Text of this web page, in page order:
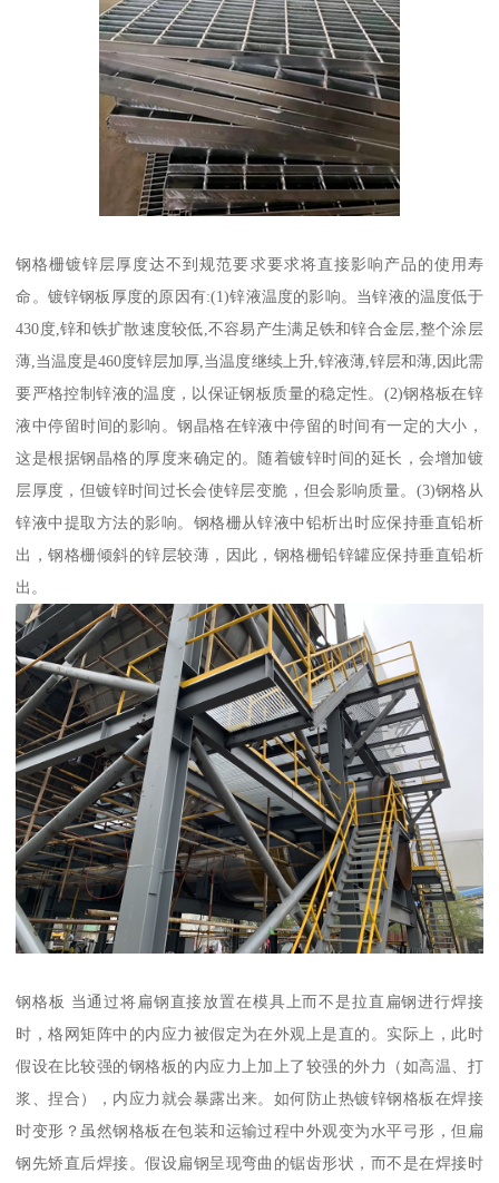
钢格栅镀锌层厚度达不到规范要求要求将直接影响产品的使用寿
命。镀锌钢板厚度的原因有:(1)锌液温度的影响。当锌液的温度低于
430度,锌和铁扩散速度较低,不容易产生满足铁和锌合金层,整个涂层
薄,当温度是460度锌层加厚,当温度继续上升,锌液薄,锌层和薄,因此需
要严格控制锌液的温度，以保证钢板质量的稳定性。(2)钢格板在锌
液中停留时间的影响。钢晶格在锌液中停留的时间有一定的大小，
这是根据钢晶格的厚度来确定的。随着镀锌时间的延长，会增加镀
层厚度，但镀锌时间过长会使锌层变脆，但会影响质量。(3)钢格从
锌液中提取方法的影响。钢格栅从锌液中铅析出时应保持垂直铅析
出，钢格栅倾斜的锌层较薄，因此，钢格栅铅锌罐应保持垂直铅析
出。
钢格板 当通过将扁钢直接放置在模具上而不是拉直扁钢进行焊接
时，格网矩阵中的内应力被假定为在外观上是直的。实际上，此时
假设在比较强的钢格板的内应力上加上了较强的外力（如高温、打
浆、捏合），内应力就会暴露出来。如何防止热镀锌钢格板在焊接
时变形？虽然钢格板在包装和运输过程中外观变为水平弓形，但扁
钢先矫直后焊接。假设扁钢呈现弯曲的锯齿形状，而不是在焊接时